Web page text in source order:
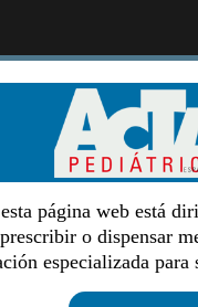
página web está
o dispensar
especializada